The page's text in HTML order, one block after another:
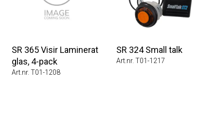
SR 365 Visir Laminerat
glas, 4-pack
Art.nr. T01-1208
SR 324 Small talk
Art.nr. T01-1217